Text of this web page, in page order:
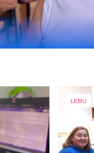
LEBU